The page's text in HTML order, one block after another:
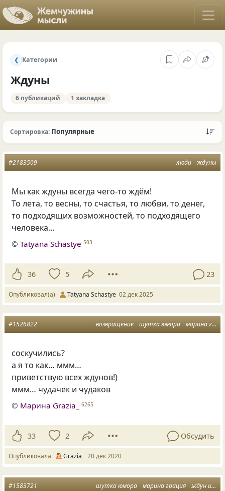
❮ Категории
Ждуны
6 публикаций 1 закладка
Сортировка: Популярные
люди ждуны
#2183509
Мы как ждуны всегда чего-то ждём!
То лета, то весны, то счастья, то любви, то денег,
то подходящих возможностей, то подходящего
человека…
©Tatyana Schastye 503
36 5 23
Опубликовал(а) Tatyana Schastye 02 дек 2025
возвращение шутка юмора марина грация
#1526822
соскучились?
а я то как… ммм…
приветствую всех ждунов!)
ммм… чудачек и чудаков
© Марина Grazia_ 6265
33 2 Обсудить
Опубликовала Grazia_ 20 дек 2020
шутка юмора марина грация ждун и ждунья
#1583721